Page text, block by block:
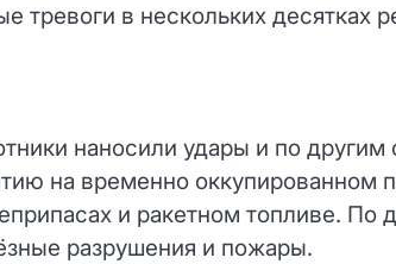
тревоги в нескольких десятках
наносили удары и по
на временно оккупированном
и ракетном топливе. По
разрушения и пожары.